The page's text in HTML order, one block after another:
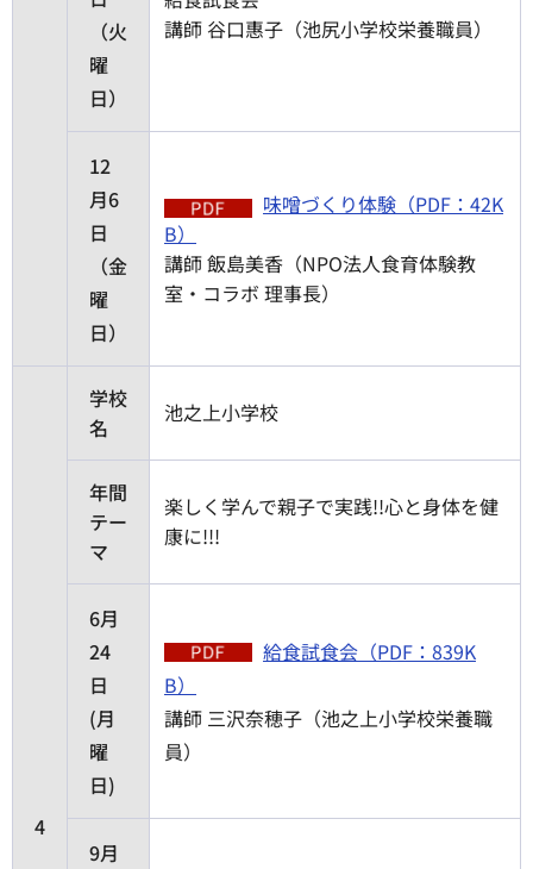
（火
曜
日）
講師 谷口惠子（池尻小学校栄養職員）
12
月6
日
（金
曜
日）
味噌づくり体験（PDF：42K
B）
講師 飯島美香（NPO法人食育体験教
室・コラボ 理事長）
4
学校
名
池之上小学校
年間
テー
マ
楽しく学んで親子で実践!!心と身体を健
康に!!!
6月
24
日
(月
曜
日)
給食試食会（PDF：839K
B）
講師 三沢奈穂子（池之上小学校栄養職
員）
9月